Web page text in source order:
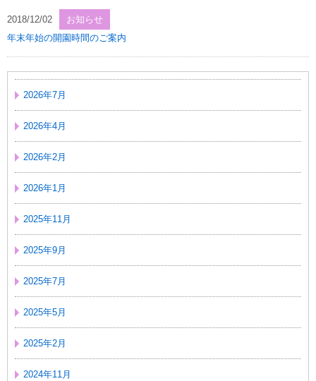
2018/12/02
お知らせ
年末年始の開園時間のご案内
2026年7月
2026年4月
2026年2月
2026年1月
2025年11月
2025年9月
2025年7月
2025年5月
2025年2月
2024年11月